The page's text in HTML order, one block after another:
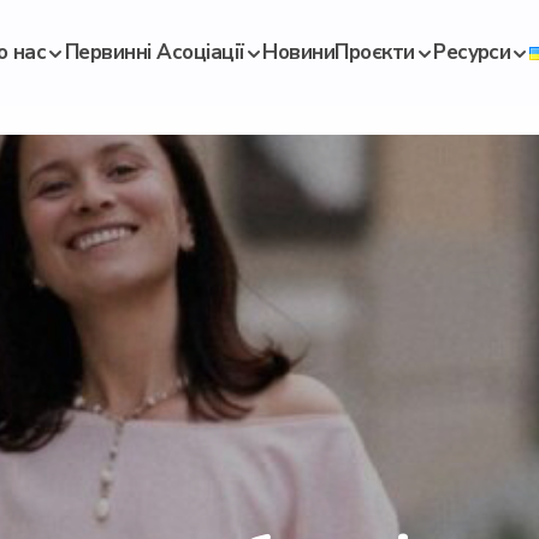
нас Первинні Асоціації НовиниПроєкти Ресурси